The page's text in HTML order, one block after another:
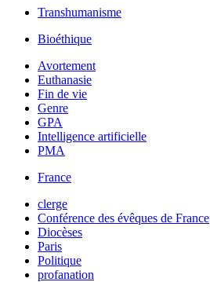
Transhumanisme
Bioéthique
Avortement
Euthanasie
Fin de vie
Genre
GPA
Intelligence artificielle
PMA
France
clerge
Conférence des évêques de France
Diocèses
Paris
Politique
profanation